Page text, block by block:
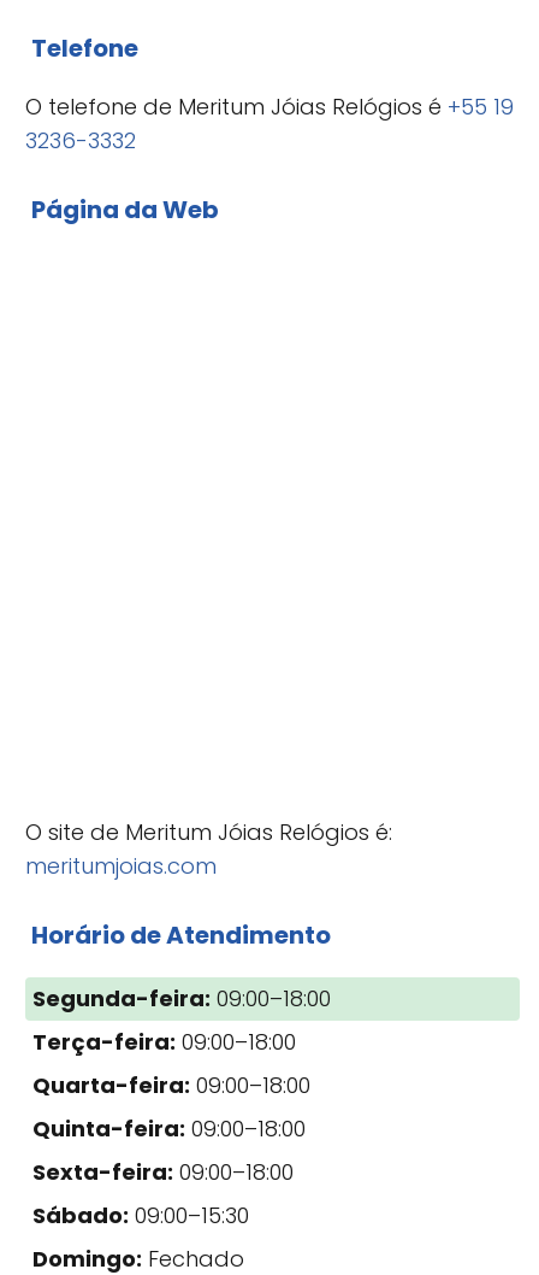
Telefone
O telefone de Meritum Jóias Relógios é +55 19
3236-3332
Página da Web
O site de Meritum Jóias Relógios é:
meritumjoias.com
Horário de Atendimento
Segunda-feira: 09:00–18:00
Terça-feira: 09:00–18:00
Quarta-feira: 09:00–18:00
Quinta-feira: 09:00–18:00
Sexta-feira: 09:00–18:00
Sábado: 09:00–15:30
Domingo: Fechado